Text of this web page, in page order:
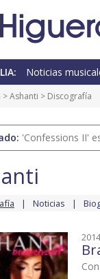
Noticias
>Ashanti > Discografía
'Confessions II'
Noticias
2014